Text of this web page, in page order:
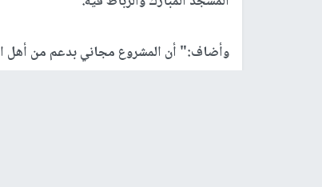
وأضاف:" أن المشروع مجاني بدعم من أهل